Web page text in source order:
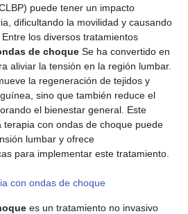
puede tener un impacto
dificultando la movilidad y causando
los diversos tratamientos
de choque Se ha convertido en
aliviar la tensión en la región lumbar.
la regeneración de tejidos y
sino que también reduce el
el bienestar general. Este
con ondas de choque puede
lumbar y ofrece
para implementar este tratamiento.
con ondas de choque
es un tratamiento no invasivo